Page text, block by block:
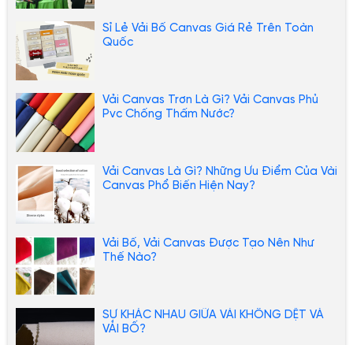
Sỉ Lẻ Vải Bố Canvas Giá Rẻ Trên Toàn
Quốc
Vải Canvas Trơn Là Gì? Vải Canvas Phủ
Pvc Chống Thấm Nước?
Vải Canvas Là Gì? Những Ưu Điểm Của Vài
Canvas Phổ Biến Hiện Nay?
Vải Bố, Vải Canvas Được Tạo Nên Như
Thế Nào?
SỰ KHÁC NHAU GIỮA VẢI KHÔNG DỆT VÀ
VẢI BỐ?